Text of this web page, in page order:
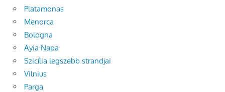
Platamonas
Menorca
Bologna
Ayia Napa
Szicília legszebb strandjai
Vilnius
Parga